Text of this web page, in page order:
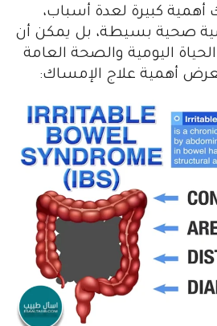
أهمية كبيرة لعدة أسباب،
صحية بسيطة، بل يمكن أن
اليومية والصحة العامة
أهمية علاج الإمساك: